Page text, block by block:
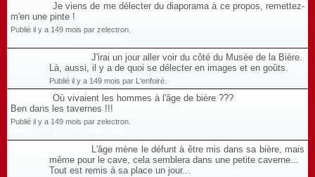
Je viens de me délecter du diaporama à ce propos, remettez-
m'en une pinte !
Publié il y a 149 mois par zelectron.
J'irai un jour aller voir du côté du Musée de la Bière.
Là, aussi, il y a de quoi se délecter en images et en goûts.
Publié il y a 149 mois par L'enfoiré.
Où vivaient les hommes à l'âge de bière ???
Ben dans les tavernes !!!
Publié il y a 149 mois par zelectron.
L'âge mène le défunt à être mis dans sa bière, mais
même pour le cave, cela semblera dans une petite caverne...
Tout est remis à sa place un jour...